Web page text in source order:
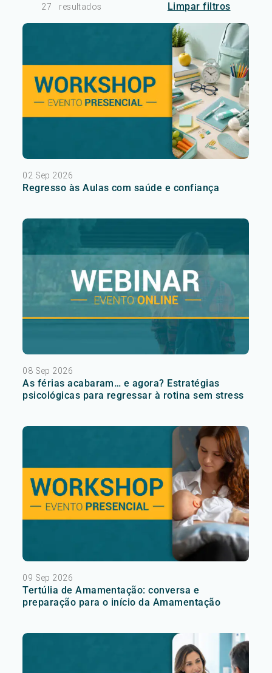
27 resultados Limpar filtros
02 Sep 2026
Regresso às Aulas com saúde e confiança
08 Sep 2026
As férias acabaram… e agora? Estratégias
psicológicas para regressar à rotina sem stress
09 Sep 2026
Tertúlia de Amamentação: conversa e
preparação para o início da Amamentação